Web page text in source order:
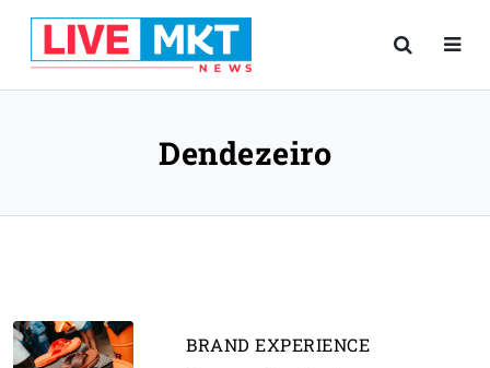
Dendezeiro
BRAND EXPERIENCE